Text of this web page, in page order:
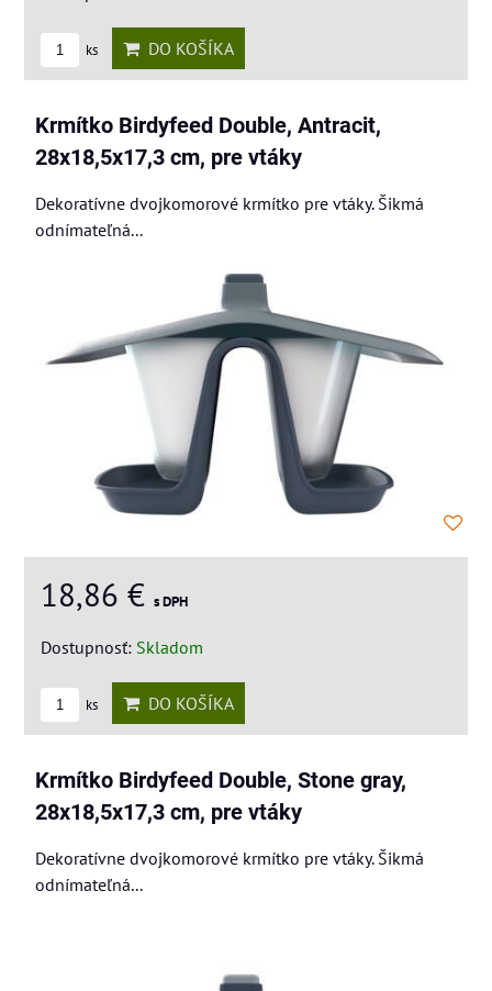
ks DO KOŠÍKA
Krmítko Birdyfeed Double, Antracit,
28x18,5x17,3 cm, pre vtáky
Dekoratívne dvojkomorové krmítko pre vtáky. Šikmá
odnímateľná...
18,86 € s DPH
Dostupnosť: Skladom
ks DO KOŠÍKA
Krmítko Birdyfeed Double, Stone gray,
28x18,5x17,3 cm, pre vtáky
Dekoratívne dvojkomorové krmítko pre vtáky. Šikmá
odnímateľná...